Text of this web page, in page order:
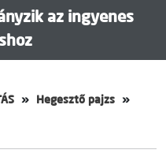
az ingyenes
Hegesztő pajzs